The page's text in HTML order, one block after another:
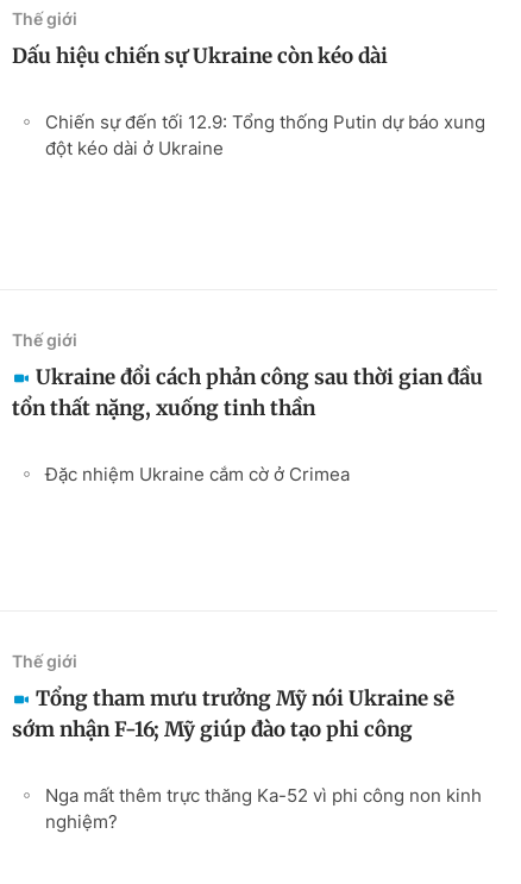
Thế giới
Dấu hiệu chiến sự Ukraine còn kéo dài
Chiến sự đến tối 12.9: Tổng thống Putin dự báo xung
đột kéo dài ở Ukraine
Thế giới
Ukraine đổi cách phản công sau thời gian đầu
tổn thất nặng, xuống tinh thần
Đặc nhiệm Ukraine cắm cờ ở Crimea
Thế giới
Tổng tham mưu trưởng Mỹ nói Ukraine sẽ
sớm nhận F-16; Mỹ giúp đào tạo phi công
Nga mất thêm trực thăng Ka-52 vì phi công non kinh
nghiệm?